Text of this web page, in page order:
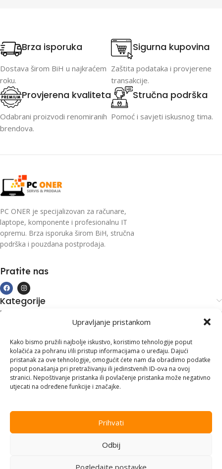
Upravljanje pristankom
Kako bismo pružili najbolje iskustvo, koristimo tehnologije poput
kolačića za pohranu i/ili pristup informacijama o uređaju. Dajući
pristanak za ove tehnologije, omogućit ćete nam da obradimo podatke
poput ponašanja pri pretraživanju ili jedinstvenih ID-ova na ovoj
stranici. Nepoštivanje pristanka ili povlačenje pristanka može negativno
utjecati na određene funkcije i značajke.
Prihvati
Odbij
Pogledajte postavke
Brza isporuka
Dostava širom BiH u najkraćem
roku.
Sigurna kupovina
Zaštita podataka i provjerene
transakcije.
Provjerena kvaliteta
Odabrani proizvodi renomiranih
brendova.
Stručna podrška
Pomoć i savjeti iskusnog tima.
PC ONER je specijalizovan za računare,
laptope, komponente i profesionalnu IT
opremu. Brza isporuka širom BiH, stručna
podrška i pouzdana postprodaja.
Pratite nas
Kategorije
Kupovina i podrška
Kontakt informacije
Branilaca Bosne, 75 300 Lukavac
+387 35 555 999
info@pconer.ba
Vision.